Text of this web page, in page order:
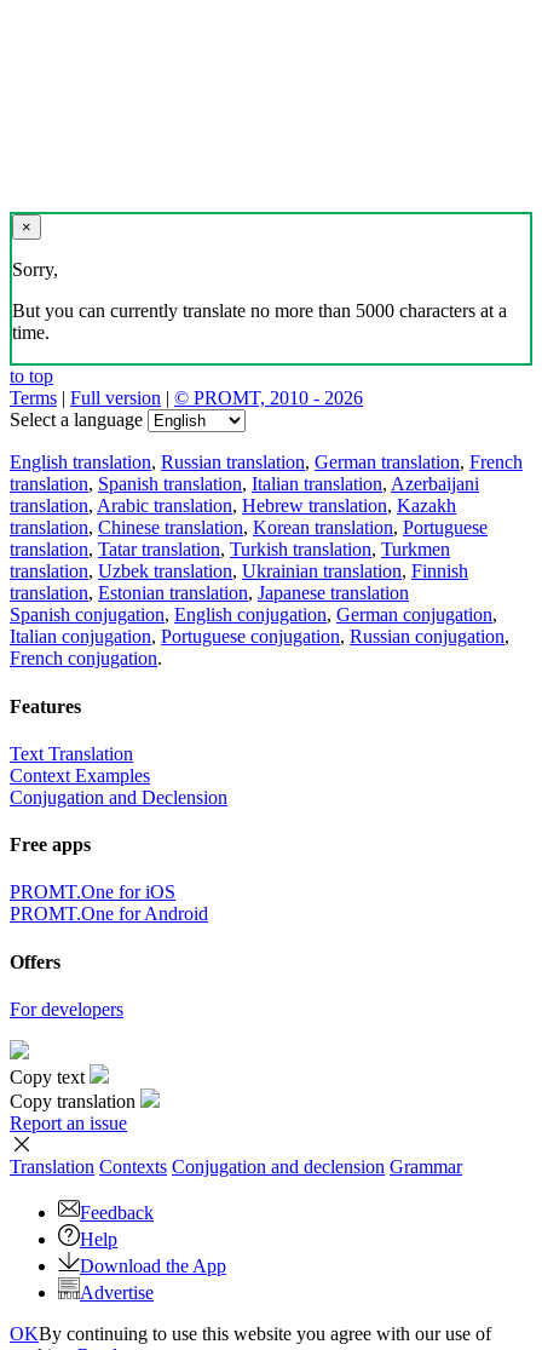
×
Sorry,
But you can currently translate no more than 5000 characters at a
time.
to top
Terms | Full version | © PROMT, 2010 - 2026
Select a language
English translation, Russian translation, German translation, French
translation, Spanish translation, Italian translation, Azerbaijani
translation, Arabic translation, Hebrew translation, Kazakh
translation, Chinese translation, Korean translation, Portuguese
translation, Tatar translation, Turkish translation, Turkmen
translation, Uzbek translation, Ukrainian translation, Finnish
translation, Estonian translation, Japanese translation
Spanish conjugation, English conjugation, German conjugation,
Italian conjugation, Portuguese conjugation, Russian conjugation,
French conjugation.
Features
Text Translation
Context Examples
Conjugation and Declension
Free apps
PROMT.One for iOS
PROMT.One for Android
Offers
For developers
Copy text
Copy translation
Report an issue
Translation Contexts Conjugation and declension Grammar
Feedback
Help
Download the App
Advertise
OKBy continuing to use this website you agree with our use of